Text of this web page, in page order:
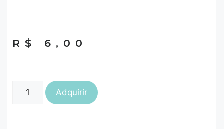
R$ 6,00
Adquirir